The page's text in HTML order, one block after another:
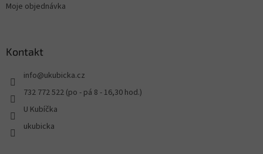
Moje objednávka
Kontakt
info@ukubicka.cz
732 772 522 (po - pá 8 - 16,30 hod.)
U Kubíčka
ukubicka